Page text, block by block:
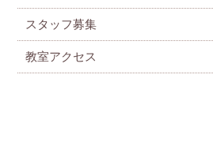
スタッフ募集
教室アクセス